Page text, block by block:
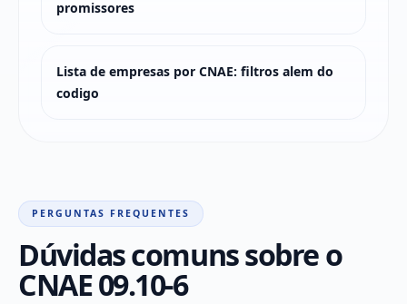
promissores
Lista de empresas por CNAE: filtros alem do
codigo
PERGUNTAS FREQUENTES
Dúvidas comuns sobre o
CNAE 09.10-6